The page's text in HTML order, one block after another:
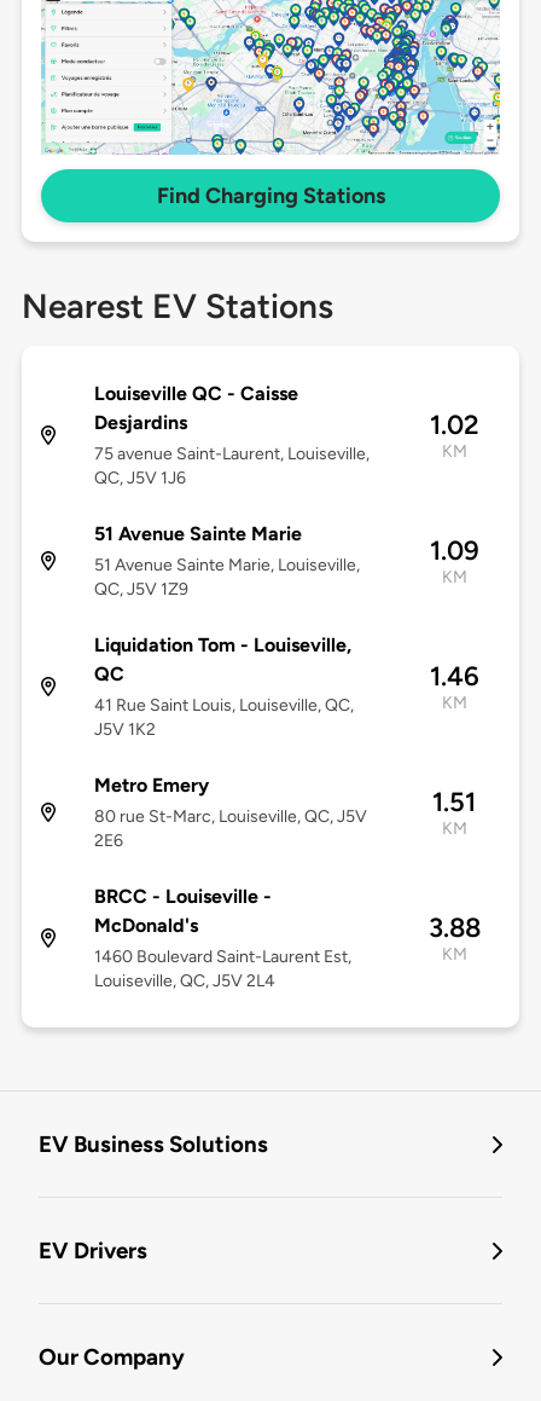
Find Charging Stations
Nearest EV Stations
Louiseville QC - Caisse
Desjardins
75 avenue Saint-Laurent, Louiseville,
QC, J5V 1J6
1.02
KM
51 Avenue Sainte Marie
51 Avenue Sainte Marie, Louiseville,
QC, J5V 1Z9
1.09
KM
Liquidation Tom - Louiseville,
QC
41 Rue Saint Louis, Louiseville, QC,
J5V 1K2
1.46
KM
Metro Emery
80 rue St-Marc, Louiseville, QC, J5V
2E6
1.51
KM
BRCC - Louiseville -
McDonald's
1460 Boulevard Saint-Laurent Est,
Louiseville, QC, J5V 2L4
3.88
KM
EV Business Solutions
EV Drivers
Our Company